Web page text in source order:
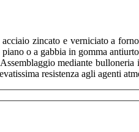
zincato e verniciato a
o a gabbia in gomma
mediante
resistenza agli agenti